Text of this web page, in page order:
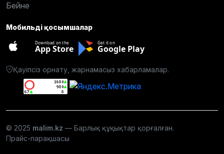
Бейне
Мобильді қосымшалар
Download on the
App Store
Get it on
Google Play
Қауіпсіз орнату, жарнамасыз хабарламалар.
© 2025 malim.kz — Барлық құқықтар қорғалған.
Прайс-парақшасы